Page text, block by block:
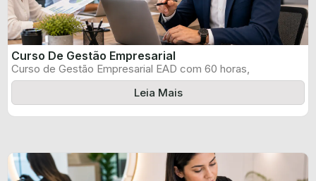
Curso De Gestão Empresarial
Curso de Gestão Empresarial EAD com 60 horas,
certificado informado pelo produtor e ...
Leia Mais